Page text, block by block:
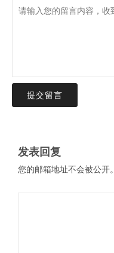
提交留言
发表回复
您的邮箱地址不会被公开。